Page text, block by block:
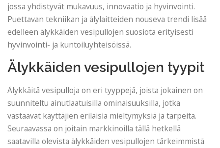
jossa yhdistyvät mukavuus, innovaatio ja hyvinvointi.
Puettavan tekniikan ja älylaitteiden nouseva trendi lisää
edelleen älykkäiden vesipullojen suosiota erityisesti
hyvinvointi- ja kuntoiluyhteisöissä.
Älykkäiden vesipullojen tyypit
Älykkäitä vesipulloja on eri tyyppejä, joista jokainen on
suunniteltu ainutlaatuisilla ominaisuuksilla, jotka
vastaavat käyttäjien erilaisia ​​mieltymyksiä ja tarpeita.
Seuraavassa on joitain markkinoilla tällä hetkellä
saatavilla olevista älykkäiden vesipullojen tärkeimmistä